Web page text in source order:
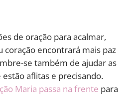
de oração para acalmar,
coração encontrará mais paz
se também de ajudar as
aflitas e precisando.
Maria passa na frente para